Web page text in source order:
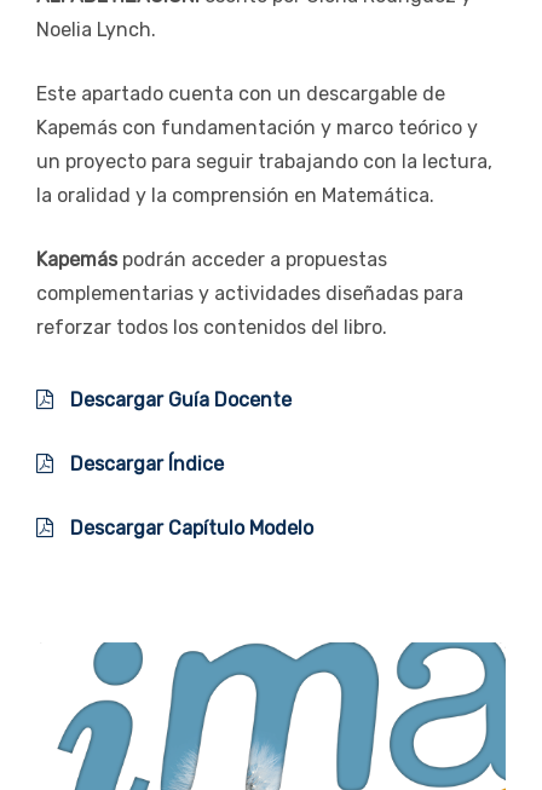
Noelia Lynch.
Este apartado cuenta con un descargable de
Kapemás con fundamentación y marco teórico y
un proyecto para seguir trabajando con la lectura,
la oralidad y la comprensión en Matemática.
Kapemás podrán acceder a propuestas
complementarias y actividades diseñadas para
reforzar todos los contenidos del libro.
Descargar Guía Docente
Descargar Índice
Descargar Capítulo Modelo